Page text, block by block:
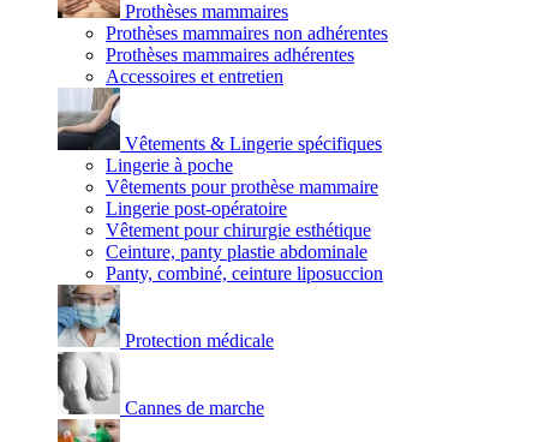
Prothèses mammaires
Prothèses mammaires non adhérentes
Prothèses mammaires adhérentes
Accessoires et entretien
Vêtements & Lingerie spécifiques
Lingerie à poche
Vêtements pour prothèse mammaire
Lingerie post-opératoire
Vêtement pour chirurgie esthétique
Ceinture, panty plastie abdominale
Panty, combiné, ceinture liposuccion
Protection médicale
Cannes de marche